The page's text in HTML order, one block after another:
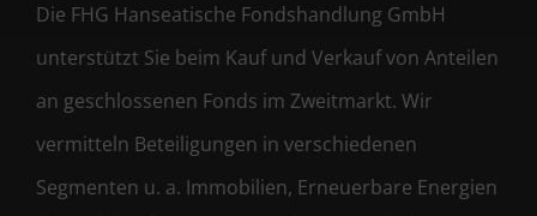
Die FHG Hanseatische Fondshandlung GmbH
unterstützt Sie beim Kauf und Verkauf von Anteilen
an geschlossenen Fonds im Zweitmarkt. Wir
vermitteln Beteiligungen in verschiedenen
Segmenten u. a. Immobilien, Erneuerbare Energien